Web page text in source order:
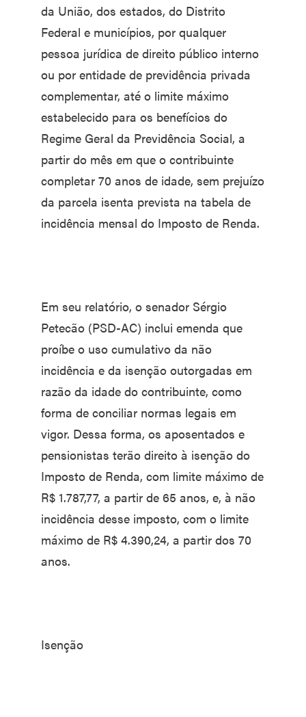
da União, dos estados, do Distrito
Federal e municípios, por qualquer
pessoa jurídica de direito público interno
ou por entidade de previdência privada
complementar, até o limite máximo
estabelecido para os benefícios do
Regime Geral da Previdência Social, a
partir do mês em que o contribuinte
completar 70 anos de idade, sem prejuízo
da parcela isenta prevista na tabela de
incidência mensal do Imposto de Renda.
Em seu relatório, o senador Sérgio
Petecão (PSD-AC) inclui emenda que
proíbe o uso cumulativo da não
incidência e da isenção outorgadas em
razão da idade do contribuinte, como
forma de conciliar normas legais em
vigor. Dessa forma, os aposentados e
pensionistas terão direito à isenção do
Imposto de Renda, com limite máximo de
R$ 1.787,77, a partir de 65 anos, e, à não
incidência desse imposto, com o limite
máximo de R$ 4.390,24, a partir dos 70
anos.
Isenção